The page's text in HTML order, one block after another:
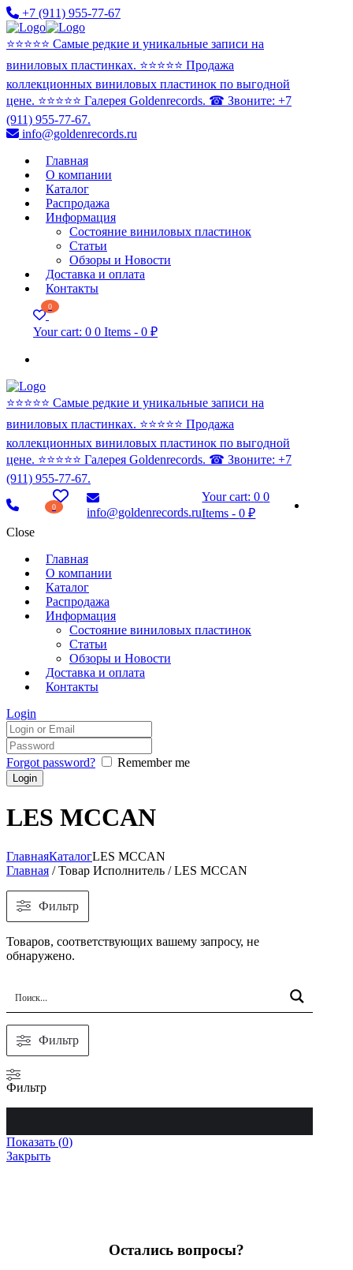
+7 (911) 955-77-67
⭐️⭐️⭐️⭐️⭐️ Самые редкие и уникальные записи на
виниловых пластинках. ⭐️⭐️⭐️⭐️⭐️ Продажа
коллекционных виниловых пластинок по выгодной
цене. ⭐️⭐️⭐️⭐️⭐️ Галерея Goldenrecords. ☎ Звоните: +7
(911) 955-77-67.
info@goldenrecords.ru
Главная
О компании
Каталог
Распродажа
Информация
Состояние виниловых пластинок
Статьи
Обзоры и Новости
Доставка и оплата
Контакты
0
Your cart: 0 0 Items - 0 ₽
⭐️⭐️⭐️⭐️⭐️ Самые редкие и уникальные записи на
виниловых пластинках. ⭐️⭐️⭐️⭐️⭐️ Продажа
коллекционных виниловых пластинок по выгодной
цене. ⭐️⭐️⭐️⭐️⭐️ Галерея Goldenrecords. ☎ Звоните: +7
(911) 955-77-67.
0 info@goldenrecords.ru
Your cart: 00
Items -0 ₽
Close
Главная
О компании
Каталог
Распродажа
Информация
Состояние виниловых пластинок
Статьи
Обзоры и Новости
Доставка и оплата
Контакты
Login
Forgot password? Remember me
LES MCCAN
ГлавнаяКаталогLES MCCAN
Главная / Товар Исполнитель / LES MCCAN
Фильтр
Товаров, соответствующих вашему запросу, не
обнаружено.
Фильтр
Фильтр
Показать (0)
Закрыть
Остались вопросы?